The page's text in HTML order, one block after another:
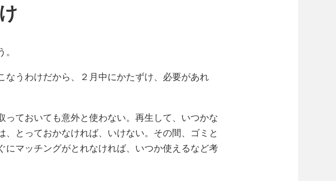
なうわけだから、２月中にかたずけ、必要があれ
っておいても意外と使わない。再生して、いつかな
、とっておかなければ、いけない。その間、ゴミと
にマッチングがとれなければ、いつか使えるなど考